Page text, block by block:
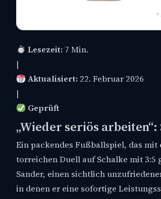
*
Lesezeit:7 Min.
|
Aktualisiert:22. Februar 2026
|
Geprüft
„Wieder seriös
Ein packendes Fußballspiel, das
torreichen Duell auf Schalke mit
Sander, einen sichtlich
in denen er eine sofortige